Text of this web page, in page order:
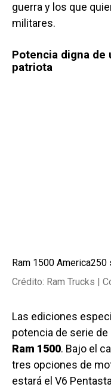
guerra y los que
militares.
Potencia digna de
patriota
Ram 1500
Crédito: Ram Trucks |
Las ediciones
potencia de serie
Ram 1500. Bajo el
tres opciones de
estará el V6